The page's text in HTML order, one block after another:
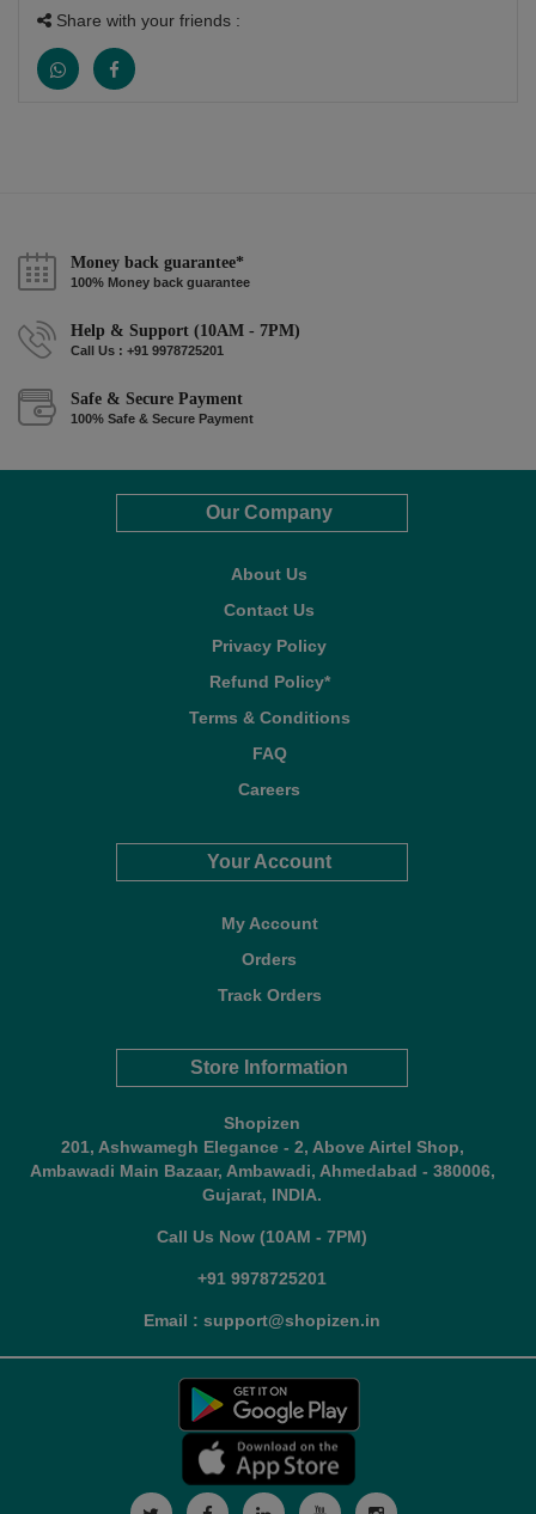
Share with your friends :
Money back guarantee*
100% Money back guarantee
Help & Support (10AM - 7PM)
Call Us : +91 9978725201
Safe & Secure Payment
100% Safe & Secure Payment
Our Company
About Us
Contact Us
Privacy Policy
Refund Policy*
Terms & Conditions
FAQ
Careers
Your Account
My Account
Orders
Track Orders
Store Information
Shopizen
201, Ashwamegh Elegance - 2, Above Airtel Shop,
Ambawadi Main Bazaar, Ambawadi, Ahmedabad - 380006,
Gujarat, INDIA.
Call Us Now (10AM - 7PM)
+91 9978725201
Email : support@shopizen.in